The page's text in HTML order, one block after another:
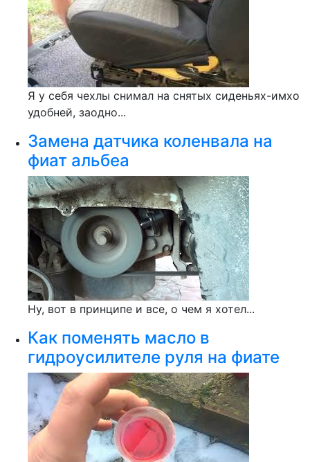
Я у себя чехлы снимал на снятых сиденьях-имхо
удобней, заодно...
Замена датчика коленвала на
фиат альбеа
Ну, вот в принципе и все, о чем я хотел...
Как поменять масло в
гидроусилителе руля на фиате